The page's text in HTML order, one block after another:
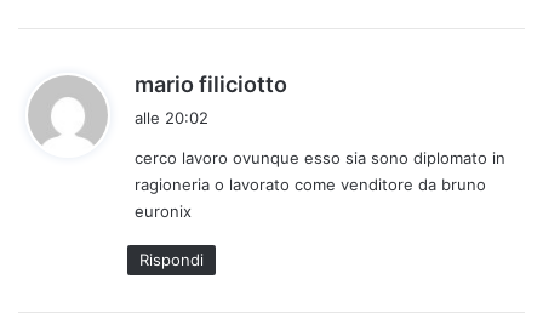
mario filiciotto
e
t
alle 20:02
cerco lavoro ovunque esso sia sono diplomato in
ragioneria o lavorato come venditore da bruno
euronix
Rispondi